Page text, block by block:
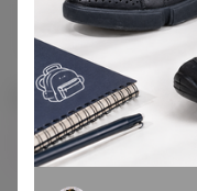
от 248 680,40р
486 320,40р
Цвет
Фиолетовый